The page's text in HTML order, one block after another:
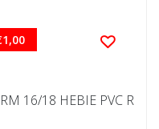
16/18 HEBIE PVC R